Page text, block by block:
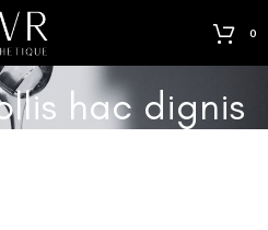
0
hac dignis